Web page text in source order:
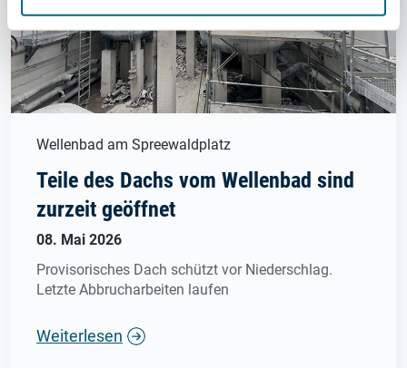
Wellenbad am Spreewaldplatz
Teile des Dachs vom Wellenbad sind
zurzeit geöffnet
08. Mai 2026
Provisorisches Dach schützt vor Niederschlag.
Letzte Abbrucharbeiten laufen
Weiterlesen